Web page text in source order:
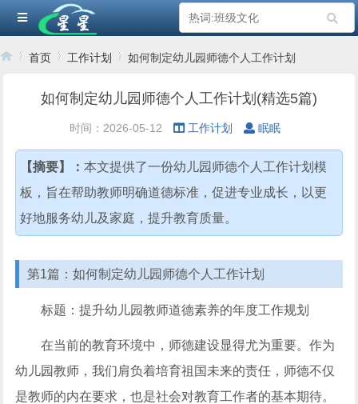
首页 工作计划
›
如何制定幼儿园师德个人工作计划
如何制定幼儿园师德个人工作计划(精选5篇)
时间：2026-05-12 工作计划 眠眠
【摘要】：本文提供了一份幼儿园师德个人工作计划模
板，旨在帮助教师明确道德标准，促进专业成长，以更
好地服务幼儿及家庭，提升教育质量。
第1篇：如何制定幼儿园师德个人工作计划
标题：提升幼儿园教师道德素养的年度工作规划
在当前的教育环境中，师德建设显得尤为重要。作为
幼儿园教师，我们肩负着培育祖国未来的责任，师德不仅
是教师的内在要求，也是社会对教育工作者的基本期待。